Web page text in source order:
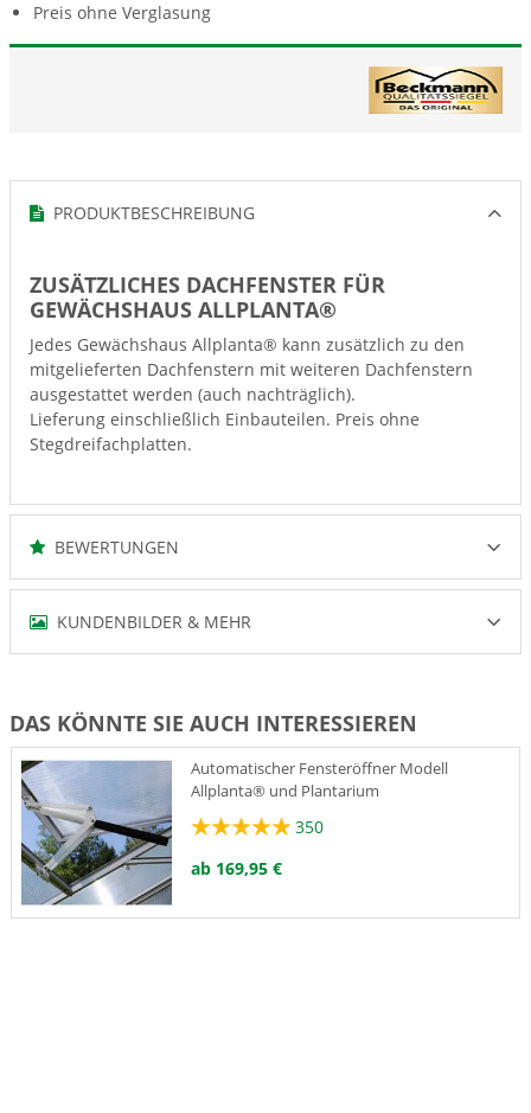
Preis ohne Verglasung
PRODUKTBESCHREIBUNG
ZUSÄTZLICHES DACHFENSTER FÜR
GEWÄCHSHAUS ALLPLANTA®
Jedes Gewächshaus Allplanta® kann zusätzlich zu den
mitgelieferten Dachfenstern mit weiteren Dachfenstern
ausgestattet werden (auch nachträglich).
Lieferung einschließlich Einbauteilen. Preis ohne
Stegdreifachplatten.
BEWERTUNGEN
KUNDENBILDER & MEHR
DAS KÖNNTE SIE AUCH INTERESSIEREN
Automatischer Fensteröffner Modell
Allplanta® und Plantarium
350
ab 169,95 €